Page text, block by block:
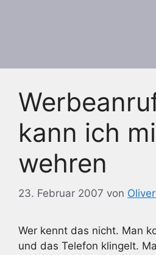
kann ich
wehren
23. Februar 2007 von
Wer kennt das nicht. Man
und das Telefon klingelt.